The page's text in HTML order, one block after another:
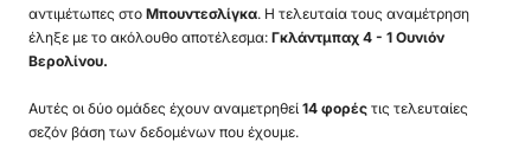
αντιμέτωπες στο Μπουντεσλίγκα. Η τελευταία τους αναμέτρηση
έληξε με το ακόλουθο αποτέλεσμα: Γκλάντμπαχ 4 - 1 Ουνιόν
Βερολίνου.
Αυτές οι δύο ομάδες έχουν αναμετρηθεί 14 φορές τις τελευταίες
σεζόν βάση των δεδομένων που έχουμε.